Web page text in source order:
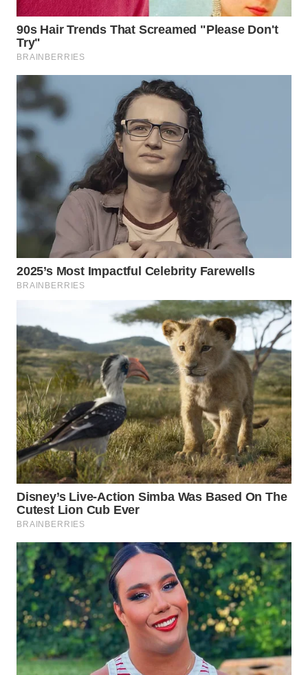
PADANG
LAWAS
WN
SUMEDANG
WN
CIANJUR
WN
KEPULAUAN
SERIBU
TANGERANG
WN
BINJAI
WN
CIREBON
WN
INDRAMAYU
WN
KUNINGAN
WN
MAJALENGKA
WN
SUBANG
WN
SUKABUMI
WN
PURWAKARTA